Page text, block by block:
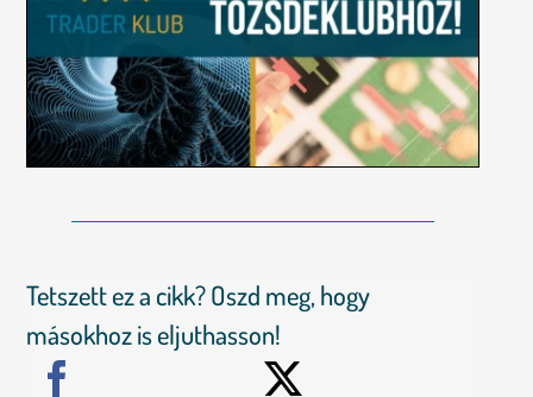
Tetszett ez a cikk? Oszd meg, hogy
másokhoz is eljuthasson!